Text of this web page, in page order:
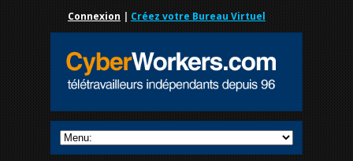
Connexion | Créez votre Bureau Virtuel